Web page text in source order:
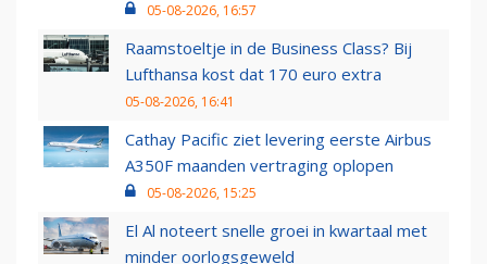
05-08-2026, 16:57
Raamstoeltje in de Business Class? Bij
Lufthansa kost dat 170 euro extra
05-08-2026, 16:41
Cathay Pacific ziet levering eerste Airbus
A350F maanden vertraging oplopen
05-08-2026, 15:25
El Al noteert snelle groei in kwartaal met
minder oorlogsgeweld